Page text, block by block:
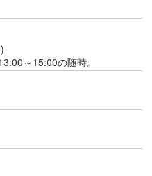
～15:00の随時。